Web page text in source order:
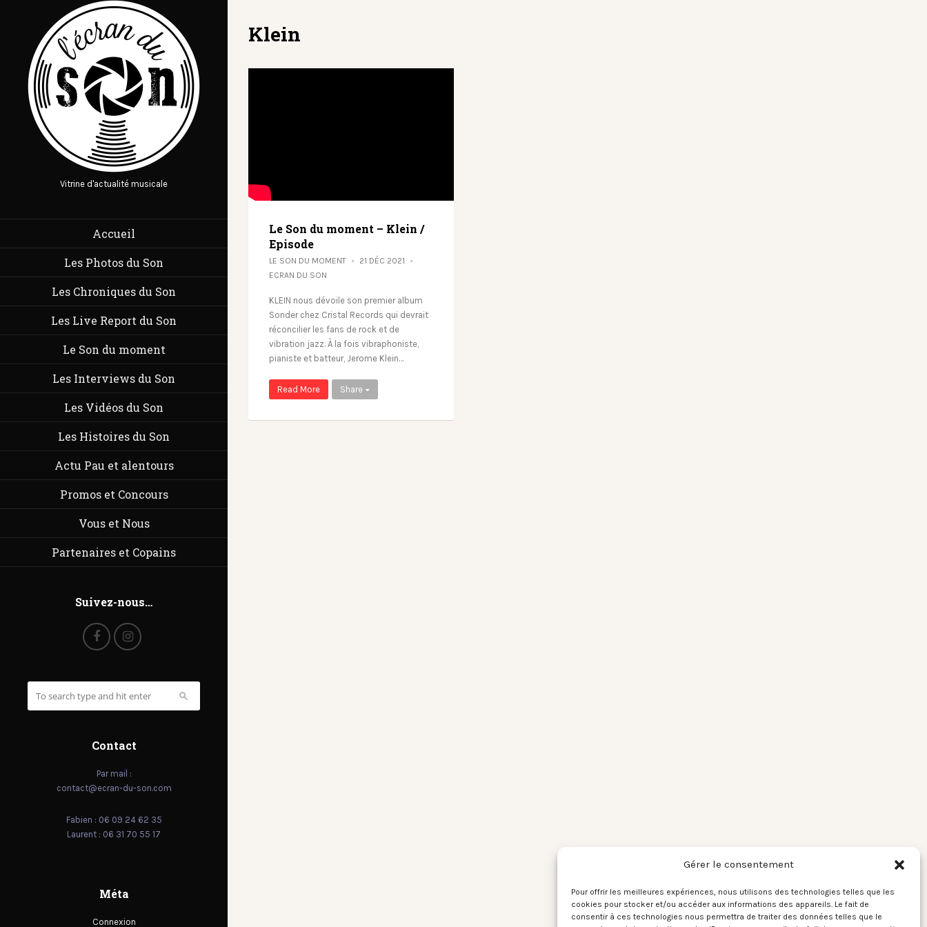
Gérer le consentement
Pour offrir les meilleures expériences, nous utilisons des technologies telles que les
cookies pour stocker et/ou accéder aux informations des appareils. Le fait de
consentir à ces technologies nous permettra de traiter des données telles que le
Vitrine d'actualité musicale
Accueil
Les Photos du Son
Les Chroniques du Son
Les Live Report du Son
Le Son du moment
Les Interviews du Son
Les Vidéos du Son
Les Histoires du Son
Actu Pau et alentours
Promos et Concours
Vous et Nous
Partenaires et Copains
Suivez-nous…
Contact
Par mail :
contact@ecran-du-son.com
Fabien : 06 09 24 62 35
Laurent : 06 31 70 55 17
Méta
Connexion
Klein
Le Son du moment – Klein /
Episode
LE SON DU MOMENT
21 DÉC 2021
ECRAN DU SON
KLEIN nous dévoile son premier album
Sonder chez Cristal Records qui devrait
réconcilier les fans de rock et de
vibration jazz. À la fois vibraphoniste,
pianiste et batteur, Jerome Klein…
Read More Share